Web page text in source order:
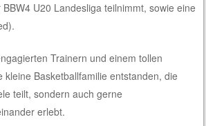
U20 Landesliga teilnimmt, sowie eine
Trainern und einem tollen
kleine Basketballfamilie entstanden, die
teilt, sondern auch gerne
erlebt.